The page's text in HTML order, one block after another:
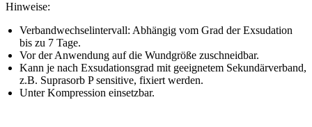
Hinweise:
Verbandwechselintervall: Abhängig vom Grad der Exsudation
bis zu 7 Tage.
Vor der Anwendung auf die Wundgröße zuschneidbar.
Kann je nach Exsudationsgrad mit geeignetem Sekundär­verband,
z.B. Suprasorb P sensitive, fixiert werden.
Unter Kompression einsetzbar.